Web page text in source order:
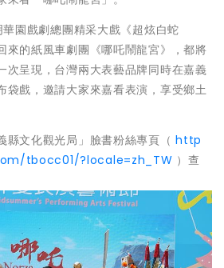
華園戲劇總團精采大戲《超炫白蛇
來的紙風車劇團《哪吒鬧龍宮》，都將
次呈現，台灣兩大表藝品牌同時在嘉義
袋戲，邀請大家來嘉看表演，享受鄉土
縣文化觀光局」臉書粉絲專頁（http
tbocc01/?locale=zh_TW ）查